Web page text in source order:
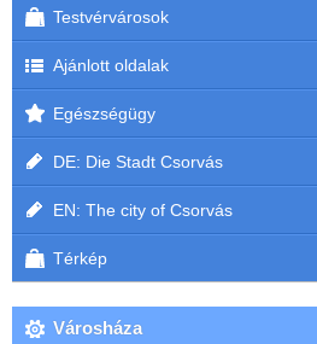
Testvérvárosok
Ajánlott oldalak
Egészségügy
DE: Die Stadt Csorvás
EN: The city of Csorvás
Térkép
Városháza